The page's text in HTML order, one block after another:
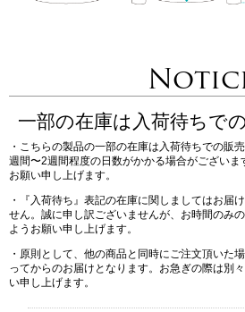
一部の在庫は入荷待ちで
・こちらの製品の一部の在庫は入荷待ちでの販
週間〜2週間程度の日数がかかる場合がございま
お願い申し上げます。
・『入荷待ち』表記の在庫に関しましてはお届
せん。誠に申し訳ございませんが、お時間のみ
ようお願い申し上げます。
・原則として、他の商品と同時にご注文頂いた
ってからのお届けとなります。お急ぎの際は別
い申し上げます。